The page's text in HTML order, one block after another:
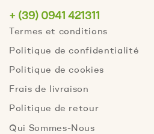
+ (39) 0941 421311
Termes et conditions
Politique de confidentialité
Politique de cookies
Frais de livraison
Politique de retour
Qui Sommes-Nous